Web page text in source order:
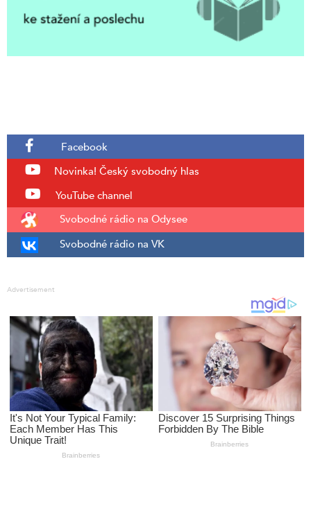
Facebook
Novinka! Český svobodný hlas
YouTube channel
Svobodné rádio na Odysee
Svobodné rádio na VK
Advertisement